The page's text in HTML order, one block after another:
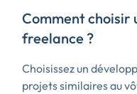
Comment choisir
freelance ?
Choisissez un
projets similaires au